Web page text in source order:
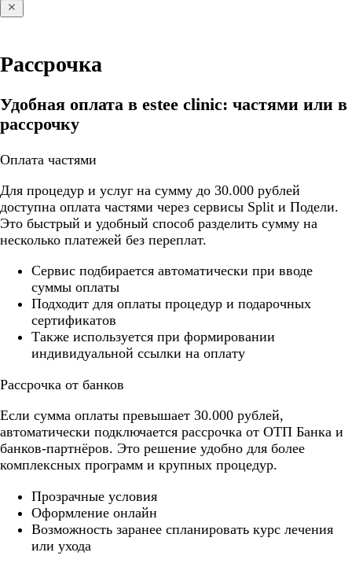
Рассрочка
Удобная оплата в estee clinic: частями или в
рассрочку
Оплата частями
Для процедур и услуг на сумму до 30.000 рублей
доступна оплата частями через сервисы Split и Подели.
Это быстрый и удобный способ разделить сумму на
несколько платежей без переплат.
Cервис подбирается автоматически при вводе
суммы оплаты
Подходит для оплаты процедур и подарочных
сертификатов
Также используется при формировании
индивидуальной ссылки на оплату
Рассрочка от банков
Если сумма оплаты превышает 30.000 рублей,
автоматически подключается рассрочка от ОТП Банка и
банков-партнёров. Это решение удобно для более
комплексных программ и крупных процедур.
Прозрачные условия
Оформление онлайн
Возможность заранее спланировать курс лечения
или ухода